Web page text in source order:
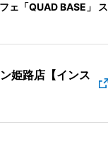
ェ「QUAD BASE」 ス
姫路店【インス